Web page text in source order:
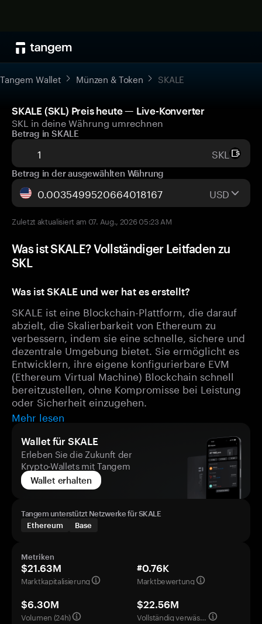
Tangem Wallet Münzen & Token SKALE
SKALE (SKL) Preis heute — Live-Konverter
SKL in deine Währung umrechnen
Betrag in SKALE
SKL
Betrag in der ausgewählten Währung
USD
Zuletzt aktualisiert am 07. Aug., 2026 05:23 AM
Was ist SKALE? Vollständiger Leitfaden zu
SKL
Was ist SKALE und wer hat es erstellt?
SKALE ist eine Blockchain-Plattform, die darauf
abzielt, die Skalierbarkeit von Ethereum zu
verbessern, indem sie eine schnelle, sichere und
dezentrale Umgebung bietet. Sie ermöglicht es
Entwicklern, ihre eigene konfigurierbare EVM
(Ethereum Virtual Machine) Blockchain schnell
bereitzustellen, ohne Kompromisse bei Leistung
oder Sicherheit einzugehen.
Mehr lesen
Wallet für SKALE
Erleben Sie die Zukunft der
Krypto-Wallets mit Tangem
Wallet erhalten
Tangem unterstützt Netzwerke für SKALE
Ethereum
Base
Metriken
$21.63M
Marktkapitalisierung
#0.76K
Marktbewertung
$6.30M
Volumen (24h)
$22.56M
Vollständig verwässerte Bewertung